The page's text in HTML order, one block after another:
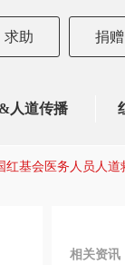
捐赠
求助
人道传播
红基会医务人员人道
相关资讯